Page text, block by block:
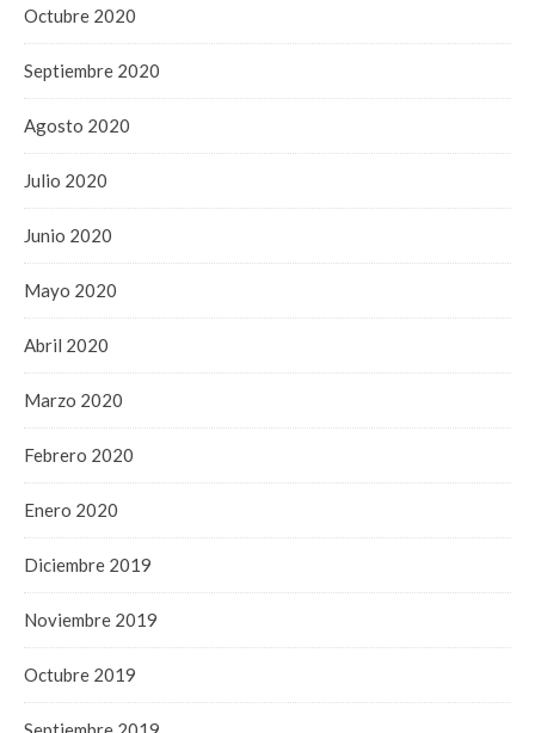
Octubre 2020
Septiembre 2020
Agosto 2020
Julio 2020
Junio 2020
Mayo 2020
Abril 2020
Marzo 2020
Febrero 2020
Enero 2020
Diciembre 2019
Noviembre 2019
Octubre 2019